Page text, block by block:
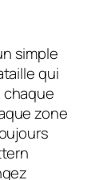
simple
qui
zone